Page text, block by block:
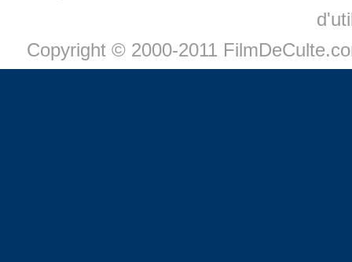
Copyright © 2000-2011